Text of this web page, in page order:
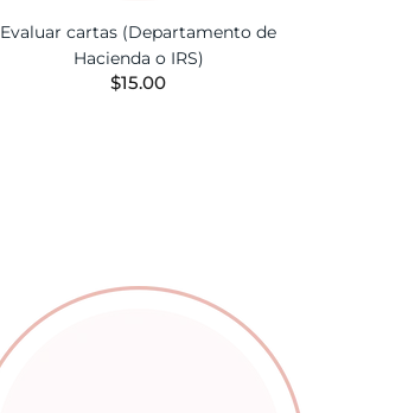
Evaluar cartas (Departamento de
Hacienda o IRS)
$15.00